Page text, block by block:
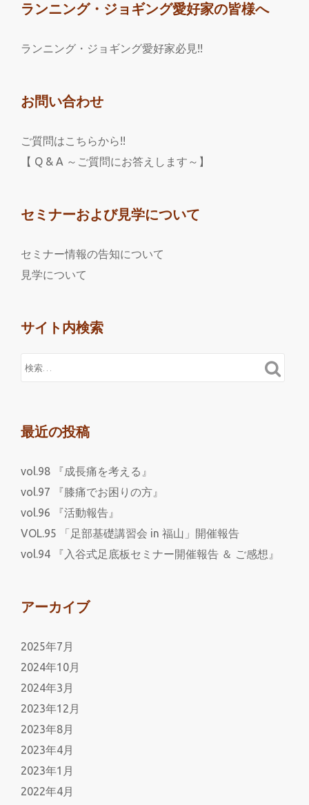
ランニング・ジョギング愛好家の皆様へ
ランニング・ジョギング愛好家必見!!
お問い合わせ
ご質問はこちらから!!
【 Q & A ～ご質問にお答えします～】
セミナーおよび見学について
セミナー情報の告知について
見学について
サイト内検索
最近の投稿
vol.98 『成長痛を考える』
vol.97 『膝痛でお困りの方』
vol.96 『活動報告』
VOL.95 「足部基礎講習会 in 福山」開催報告
vol.94 『入谷式足底板セミナー開催報告 ＆ ご感想』
アーカイブ
2025年7月
2024年10月
2024年3月
2023年12月
2023年8月
2023年4月
2023年1月
2022年4月